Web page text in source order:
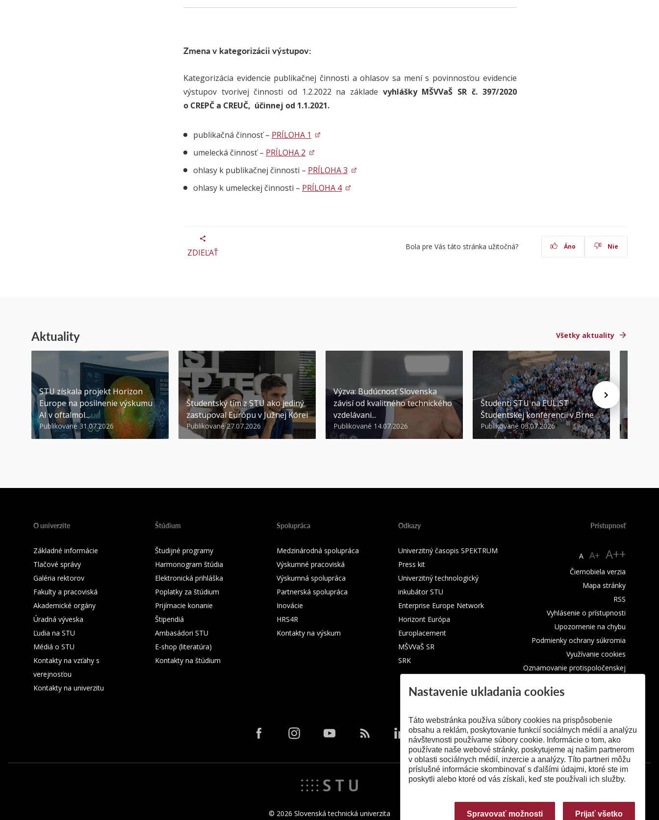
Zmena v kategorizácii výstupov:
Kategorizácia evidencie publikačnej činnosti a ohlasov sa mení s povinnosťou evidencie
výstupov tvorivej činnosti od 1.2.2022 na základe vyhlášky MŠVVaŠ SR č. 397/2020
o CREPČ a CREUČ, účinnej od 1.1.2021.
publikačná činnosť – PRÍLOHA 1
umelecká činnosť – PRÍLOHA 2
ohlasy k publikačnej činnosti – PRÍLOHA 3
ohlasy k umeleckej činnosti – PRÍLOHA 4
ZDIEĽAŤ
Bola pre Vás táto stránka užitočná? Áno Nie
Aktuality Všetky aktuality
STU získala projekt Horizon
Europe na posilnenie výskumu
AI v oftalmol...
Publikované 31.07.2026
Študentský tím z STU ako jediný
zastupoval Európu v Južnej Kórei
Publikované 27.07.2026
Výzva: Budúcnosť Slovenska
závisí od kvalitného technického
vzdelávani...
Publikované 14.07.2026
Študenti STU na EULiST
Študentskej konferencii v Brne
Publikované 03.07.2026
O univerzite
Základné informácie
Tlačové správy
Galéria rektorov
Fakulty a pracoviská
Akademické orgány
Úradná výveska
Ľudia na STU
Médiá o STU
Kontakty na vzťahy s
verejnosťou
Kontakty na univerzitu
Štúdium
Študijné programy
Harmonogram štúdia
Elektronická prihláška
Poplatky za štúdium
Prijímacie konanie
Štipendiá
Ambasádori STU
E-shop (literatúra)
Kontakty na štúdium
Spolupráca
Medzinárodná spolupráca
Výskumné pracoviská
Výskumná spolupráca
Partnerská spolupráca
Inovácie
HRS4R
Kontakty na výskum
Odkazy
Univerzitný časopis SPEKTRUM
Press kit
Univerzitný technologický
inkubátor STU
Enterprise Europe Network
Horizont Európa
Europlacement
MŠVVaŠ SR
SRK
Prístupnosť
A A+ A++
Čiernobiela verzia
Mapa stránky
RSS
Vyhlásenie o prístupnosti
Upozornenie na chybu
Podmienky ochrany súkromia
Využívanie cookies
Oznamovanie protispoločenskej
© 2026 Slovenská technická univerzita
Nastavenie ukladania cookies
Táto webstránka používa súbory cookies na prispôsobenie
obsahu a reklám, poskytovanie funkcií sociálnych médií a analýzu
návštevnosti používame súbory cookie. Informácie o tom, ako
používate naše webové stránky, poskytujeme aj našim partnerom
v oblasti sociálnych médií, inzercie a analýzy. Títo partneri môžu
príslušné informácie skombinovať s ďalšími údajmi, ktoré ste im
poskytli alebo ktoré od vás získali, keď ste používali ich služby.
Spravovať možnosti Prijať všetko